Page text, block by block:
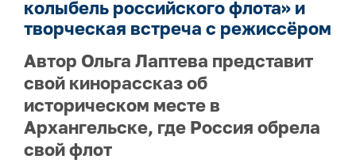
колыбель российского флота» и
творческая встреча с режиссёром
Автор Ольга Лаптева представит
свой кинорассказ об
историческом месте в
Архангельске, где Россия обрела
свой флот